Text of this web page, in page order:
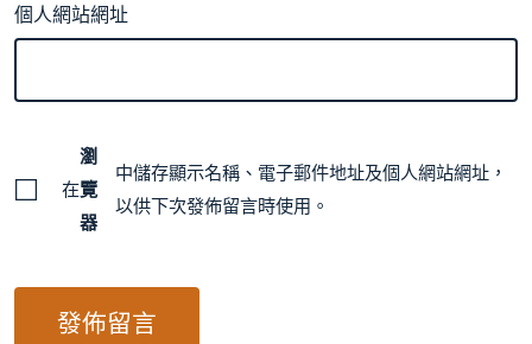
個人網站網址
在
瀏
覽
器
中儲存顯示名稱、電子郵件地址及個人網站網址，
以供下次發佈留言時使用。